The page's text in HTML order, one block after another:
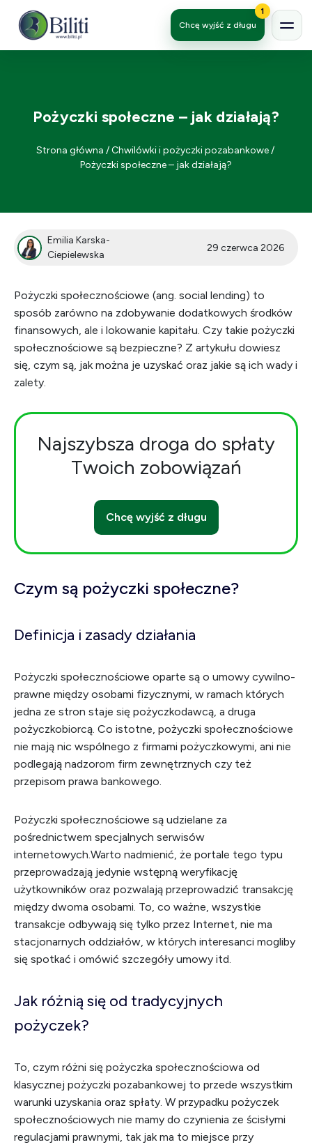
Chcę wyjść z długu
1
Pożyczki społeczne – jak działają?
Strona główna /Chwilówki i pożyczki pozabankowe/
Pożyczki społeczne – jak działają?
Emilia Karska-
Ciepielewska
29 czerwca 2026
Pożyczki społecznościowe (ang. social lending) to
sposób zarówno na zdobywanie dodatkowych środków
finansowych, ale i lokowanie kapitału. Czy takie pożyczki
społecznościowe są bezpieczne? Z artykułu dowiesz
się, czym są, jak można je uzyskać oraz jakie są ich wady i
zalety.
Najszybsza droga do spłaty
Twoich zobowiązań
Chcę wyjść z długu
Czym są pożyczki społeczne?
Definicja i zasady działania
Pożyczki społecznościowe oparte są o umowy cywilno-
prawne między osobami fizycznymi, w ramach których
jedna ze stron staje się pożyczkodawcą, a druga
pożyczkobiorcą. Co istotne, pożyczki społecznościowe
nie mają nic wspólnego z firmami pożyczkowymi, ani nie
podlegają nadzorom firm zewnętrznych czy też
przepisom prawa bankowego.
Pożyczki społecznościowe są udzielane za
pośrednictwem specjalnych serwisów
internetowych.Warto nadmienić, że portale tego typu
przeprowadzają jedynie wstępną weryfikację
użytkowników oraz pozwalają przeprowadzić transakcję
między dwoma osobami. To, co ważne, wszystkie
transakcje odbywają się tylko przez Internet, nie ma
stacjonarnych oddziałów, w których interesanci mogliby
się spotkać i omówić szczegóły umowy itd.
Jak różnią się od tradycyjnych
pożyczek?
To, czym różni się pożyczka społecznościowa od
klasycznej pożyczki pozabankowej to przede wszystkim
warunki uzyskania oraz spłaty. W przypadku pożyczek
społecznościowych nie mamy do czynienia ze ścisłymi
regulacjami prawnymi, tak jak ma to miejsce przy